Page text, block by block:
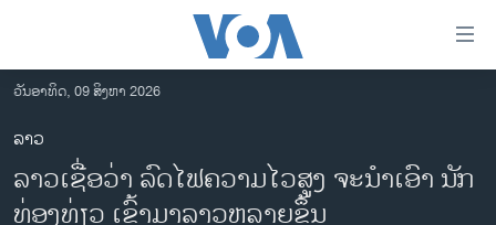
ເຂົ້າ
ຫາ
ຂ້າມ
ຂ້າມ
ຂ້າມອາເມຣິກາ
ວັນອາທິດ, 09 ສິງຫາ 2026
ລາວ
ລາວເຊື່ອວ່າ ລົດໄຟຄວາມໄວສູງ ຈະນຳເອົາ ນັກ
ທ່ອງທ່ຽວ ເຂົ້າມາລາວຫລາຍຂຶ້ນ